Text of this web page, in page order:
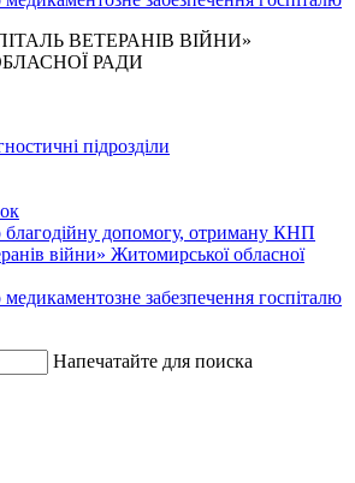
ВЕТЕРАНІВ ВІЙНИ»
РАДИ
підрозділи
благодійну допомогу, отриману КНП
війни» Житомирської обласної
забезпечення госпіталю
Напечатайте для поиска